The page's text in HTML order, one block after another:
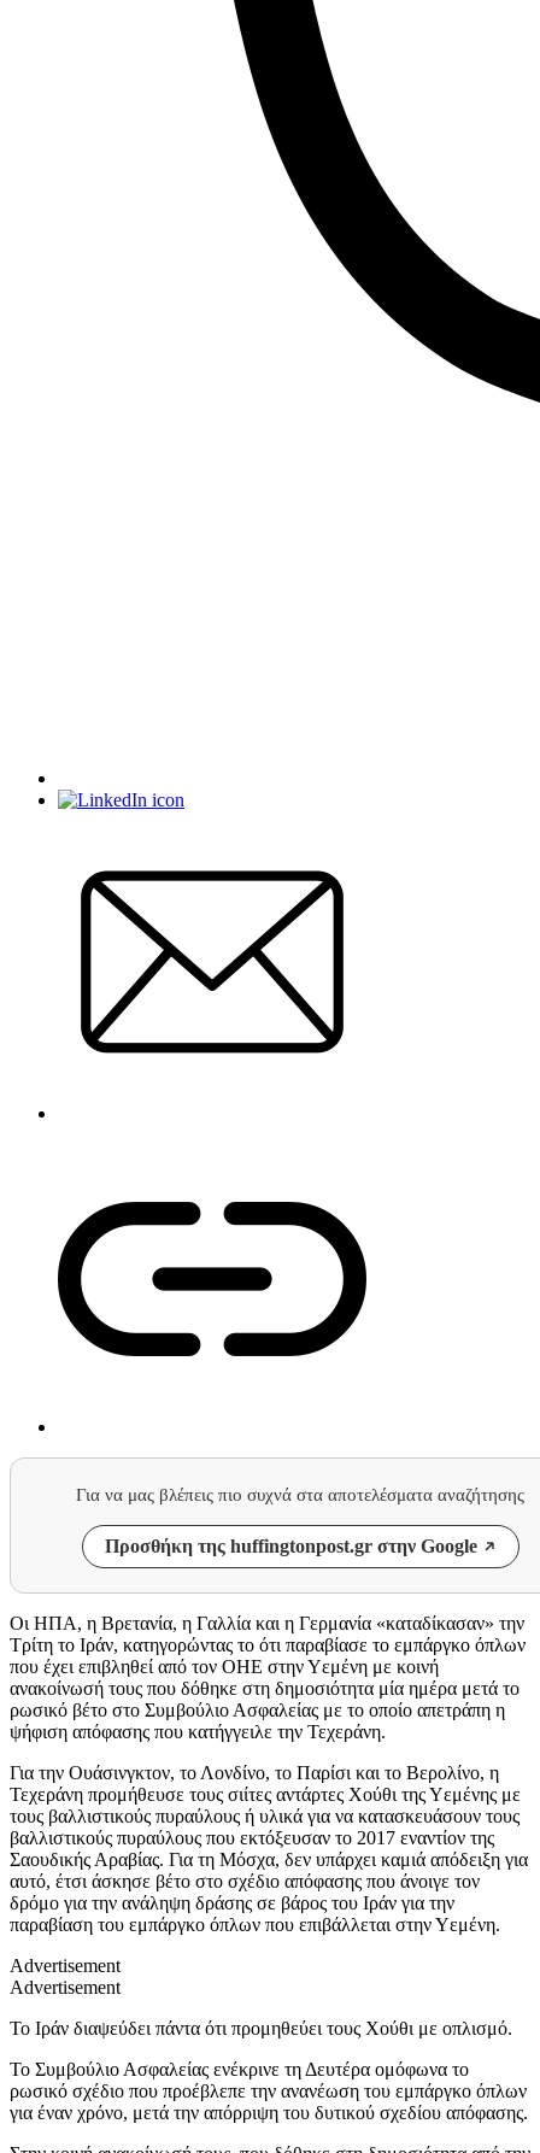
Για να μας βλέπεις πιο συχνά στα αποτελέσματα αναζήτησης
Προσθήκη της huffingtonpost.gr στην Google
Οι ΗΠΑ, η Βρετανία, η Γαλλία και η Γερμανία «καταδίκασαν» την
Τρίτη το Ιράν, κατηγορώντας το ότι παραβίασε το εμπάργκο όπλων
που έχει επιβληθεί από τον ΟΗΕ στην Υεμένη με κοινή
ανακοίνωσή τους που δόθηκε στη δημοσιότητα μία ημέρα μετά το
ρωσικό βέτο στο Συμβούλιο Ασφαλείας με το οποίο απετράπη η
ψήφιση απόφασης που κατήγγειλε την Τεχεράνη.
Για την Ουάσινγκτον, το Λονδίνο, το Παρίσι και το Βερολίνο, η
Τεχεράνη προμήθευσε τους σιίτες αντάρτες Χούθι της Υεμένης με
τους βαλλιστικούς πυραύλους ή υλικά για να κατασκευάσουν τους
βαλλιστικούς πυραύλους που εκτόξευσαν το 2017 εναντίον της
Σαουδικής Αραβίας. Για τη Μόσχα, δεν υπάρχει καμιά απόδειξη για
αυτό, έτσι άσκησε βέτο στο σχέδιο απόφασης που άνοιγε τον
δρόμο για την ανάληψη δράσης σε βάρος του Ιράν για την
παραβίαση του εμπάργκο όπλων που επιβάλλεται στην Υεμένη.
Advertisement
Advertisement
Το Ιράν διαψεύδει πάντα ότι προμηθεύει τους Χούθι με οπλισμό.
Το Συμβούλιο Ασφαλείας ενέκρινε τη Δευτέρα ομόφωνα το
ρωσικό σχέδιο που προέβλεπε την ανανέωση του εμπάργκο όπλων
για έναν χρόνο, μετά την απόρριψη του δυτικού σχεδίου απόφασης.